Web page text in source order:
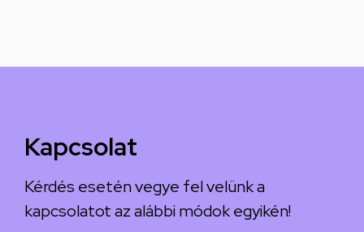
Kapcsolat
Kérdés esetén vegye fel velünk a
kapcsolatot az alábbi módok egyikén!